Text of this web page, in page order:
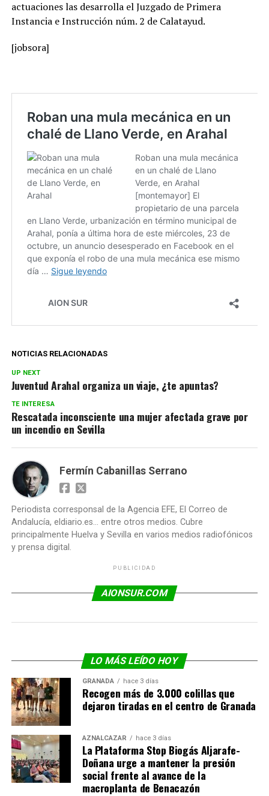
actuaciones las desarrolla el Juzgado de Primera
Instancia e Instrucción núm. 2 de Calatayud.
[jobsora]
NOTICIAS RELACIONADAS
UP NEXT
Juventud Arahal organiza un viaje, ¿te apuntas?
TE INTERESA
Rescatada inconsciente una mujer afectada grave por
un incendio en Sevilla
Fermín Cabanillas Serrano
Periodista corresponsal de la Agencia EFE, El Correo de
Andalucía, eldiario.es... entre otros medios. Cubre
principalmente Huelva y Sevilla en varios medios radiofónicos
y prensa digital.
PUBLICIDAD
AIONSUR.COM
LO MÁS LEÍDO HOY
GRANADA hace 3 días
Recogen más de 3.000 colillas que
dejaron tiradas en el centro de Granada
AZNALCÁZAR hace 3 días
La Plataforma Stop Biogás Aljarafe-
Doñana urge a mantener la presión
social frente al avance de la
macroplanta de Benacazón